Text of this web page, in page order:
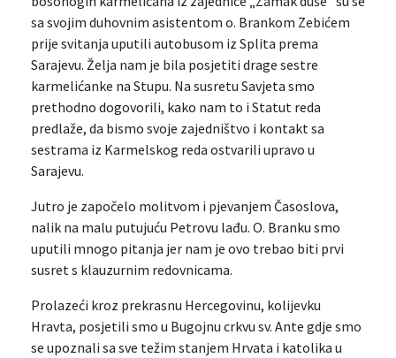
sa svojim duhovnim asistentom o. Brankom Zebićem
prije svitanja uputili autobusom iz Splita prema
Sarajevu. Želja nam je bila posjetiti drage sestre
karmelićanke na Stupu. Na susretu Savjeta smo
prethodno dogovorili, kako nam to i Statut reda
predlaže, da bismo svoje zajedništvo i kontakt sa
sestrama iz Karmelskog reda ostvarili upravo u
Sarajevu.
Jutro je započelo molitvom i pjevanjem Časoslova,
nalik na malu putujuću Petrovu lađu. O. Branku smo
uputili mnogo pitanja jer nam je ovo trebao biti prvi
susret s klauzurnim redovnicama.
Prolazeći kroz prekrasnu Hercegovinu, kolijevku
Hravta, posjetili smo u Bugojnu crkvu sv. Ante gdje smo
se upoznali sa sve težim stanjem Hrvata i katolika u